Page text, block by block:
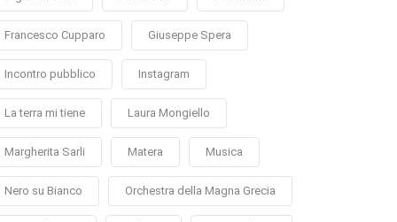
Francesco Cupparo Giuseppe Spera
Incontro pubblico Instagram
La terra mi tiene Laura Mongiello
Margherita Sarli Matera Musica
Nero su Bianco Orchestra della Magna Grecia